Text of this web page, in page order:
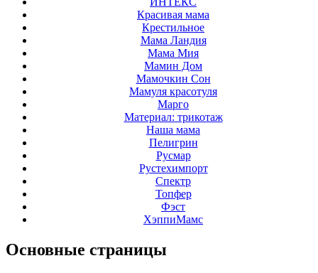
Красивая мама
Крестильное
Мама Ландия
Мама Мия
Мамин Дом
Мамочкин Сон
Мамуля красотуля
Марго
Материал: трикотаж
Наша мама
Пелигрин
Русмар
Рустехимпорт
Спектр
Топфер
Фэст
ХэппиМамс
Основные страницы